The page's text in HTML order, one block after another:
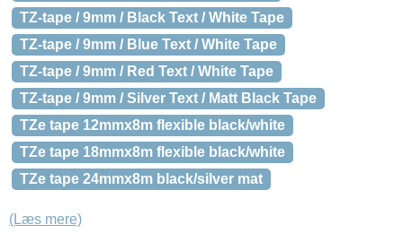
TZ-tape / 9mm / Black Text / White Tape
TZ-tape / 9mm / Blue Text / White Tape
TZ-tape / 9mm / Red Text / White Tape
TZ-tape / 9mm / Silver Text / Matt Black Tape
TZe tape 12mmx8m flexible black/white
TZe tape 18mmx8m flexible black/white
TZe tape 24mmx8m black/silver mat
(Læs mere)